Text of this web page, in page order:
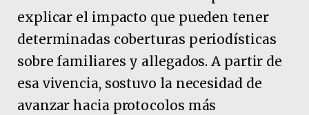
explicar el impacto que pueden tener
determinadas coberturas periodísticas
sobre familiares y allegados. A partir de
esa vivencia, sostuvo la necesidad de
avanzar hacia protocolos más